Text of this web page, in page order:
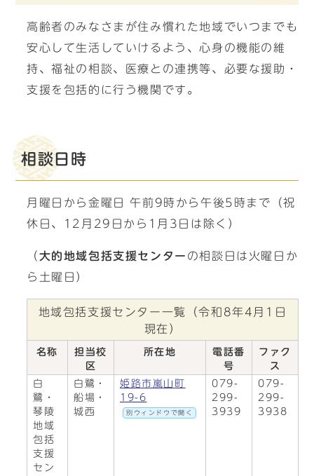
高齢者のみなさまが住み慣れた地域でいつまでも
安心して生活していけるよう、心身の機能の維
持、福祉の相談、医療との連携等、必要な援助・
支援を包括的に行う機関です。
相談日時
月曜日から金曜日 午前9時から午後5時まで（祝
休日、12月29日から1月3日は除く）
（ 大的地域包括支援センター の相談日は火曜日か
ら土曜日）
地域包括支援センター一覧（令和8年4月1日
現在）
名称
担当校
区
所在地
電話番
号
ファク
ス
白
鷺・
琴陵
地域
包括
支援
セン
白鷺・
船場・
城西
姫路市嵐山町
19-6
別ウィンドウで開く
079-
299-
3939
079-
299-
3938